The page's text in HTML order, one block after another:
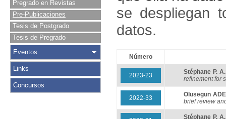
Pregrado en Revistas
Pre-Publicaciones
Tesis de Postgrado
Tesis de Pregrado
Eventos
Links
Concursos
se despliegan
datos.
Número
2023-23
Stéphane P.
refinement for
2022-33
Olusegun
brief review
Stéphane P.